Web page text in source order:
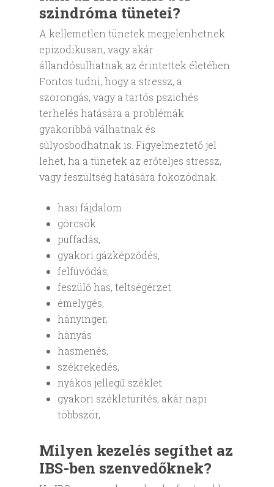
szindróma tünetei?
A kellemetlen tünetek megjelenhetnek
epizodikusan, vagy akár
állandósulhatnak az érintettek életében.
Fontos tudni, hogy a stressz, a
szorongás, vagy a tartós pszichés
terhelés hatására a problémák
gyakoribbá válhatnak és
súlyosbodhatnak is. Figyelmeztető jel
lehet, ha a tünetek az erőteljes stressz,
vagy feszültség hatására fokozódnak.
hasi fájdalom
görcsök
puffadás,
gyakori gázképződés,
felfúvódás,
feszülő has, teltségérzet
émelygés,
hányinger,
hányás
hasmenés,
székrekedés,
nyákos jellegű széklet
gyakori székletürítés, akár napi
többször,
Milyen kezelés segíthet az
IBS-ben szenvedőknek?